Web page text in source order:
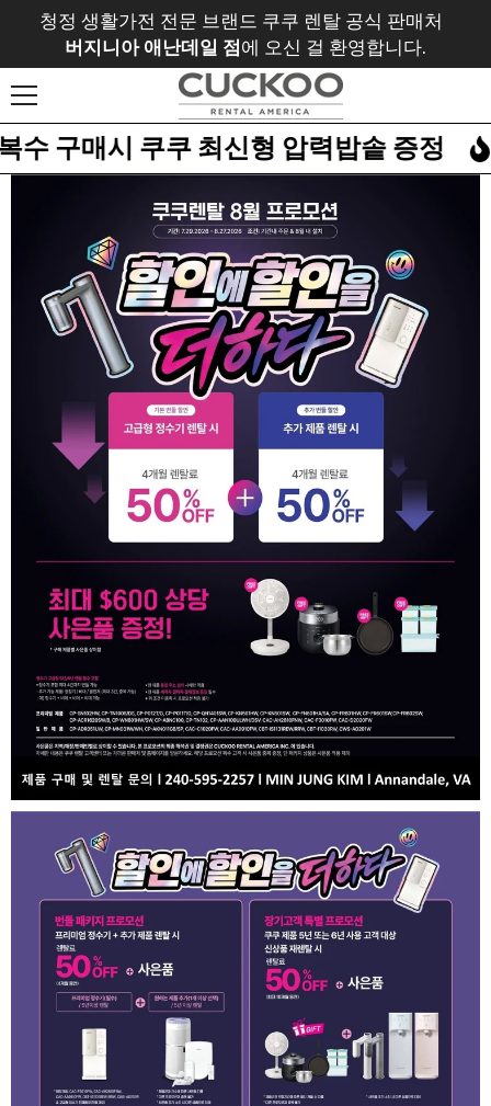
Skip To Content
청정 생활가전 전문 브랜드 쿠쿠 렌탈 공식 판매처
버지니아 애난데일 점에 오신 걸 환영합니다.
시 쿠쿠 최신형 압력밥솥 증정